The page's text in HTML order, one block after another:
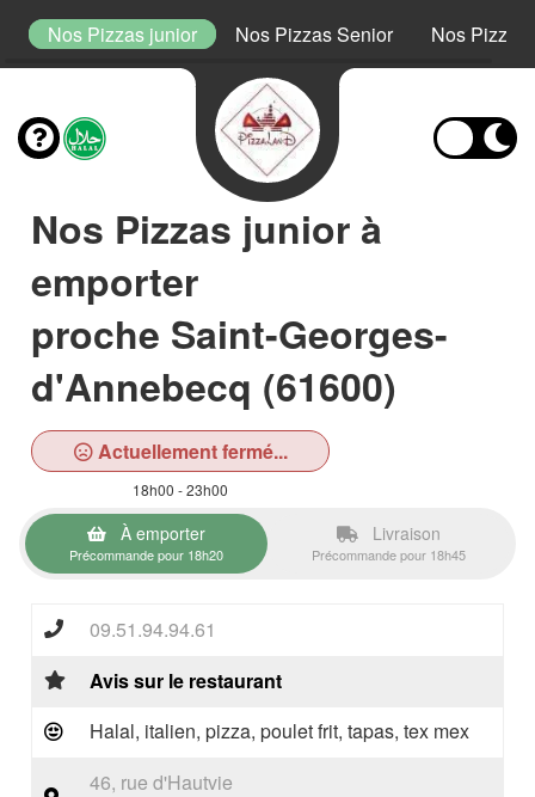
Nos Pizzas junior Nos Pizzas Senior Nos Pizzas
Nos Pizzas junior à
emporter
proche Saint-Georges-
d'Annebecq (61600)
Actuellement fermé...
18h00 - 23h00
À emporter
Précommande pour 18h20
Livraison
Précommande pour 18h45
09.51.94.94.61
Avis sur le restaurant
Halal, italien, pizza, poulet frit, tapas, tex mex
46, rue d'Hautvie